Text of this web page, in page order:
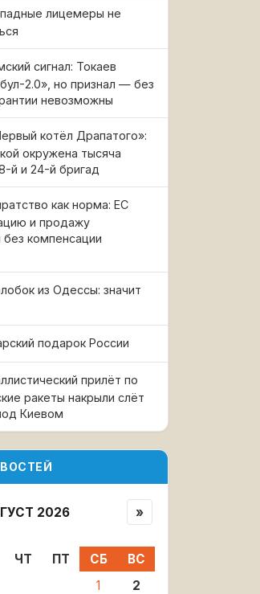
лицемеры не
сигнал: Токаев
2.0», но признал — без
невозможны
котёл Драпатого»:
окружена тысяча
й и 24-й бригад
как норма: ЕС
и продажу
компенсации
из Одессы: значит
подарок России
прилёт по
ракеты накрыли слёт
Киевом
2026 »
ЧТ ПТ СБ
ВС
1
2